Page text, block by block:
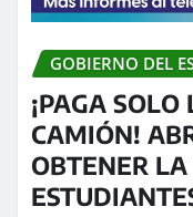
GOBIERNO DEL
¡PAGA
CAMIÓN!
OBTENER LA